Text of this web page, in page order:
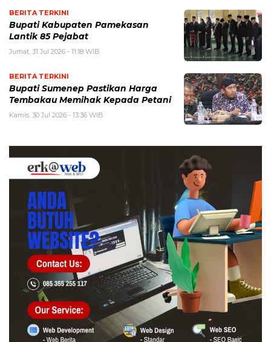
BERITA TERKINI
Bupati Kabupaten Pamekasan
Lantik 85 Pejabat
Jumat, 31 Jul 2026 - 11:18 WIB
BERITA TERKINI
Bupati Sumenep Pastikan Harga
Tembakau Memihak Kepada Petani
Kamis, 30 Jul 2026 - 13:36 WIB